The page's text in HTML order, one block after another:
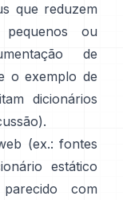
que reduzem
pequenos ou
de
o exemplo de
dicionários
.
(ex.: fontes
estático
com